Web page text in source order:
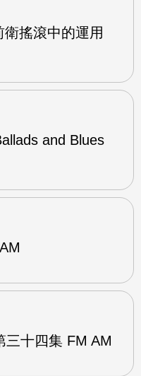
搖滾中的運用
and Blues
三十四集 FM AM